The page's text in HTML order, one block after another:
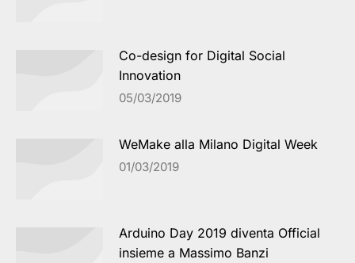
Co-design for Digital Social
Innovation
05/03/2019
WeMake alla Milano Digital Week
01/03/2019
Arduino Day 2019 diventa Official
insieme a Massimo Banzi